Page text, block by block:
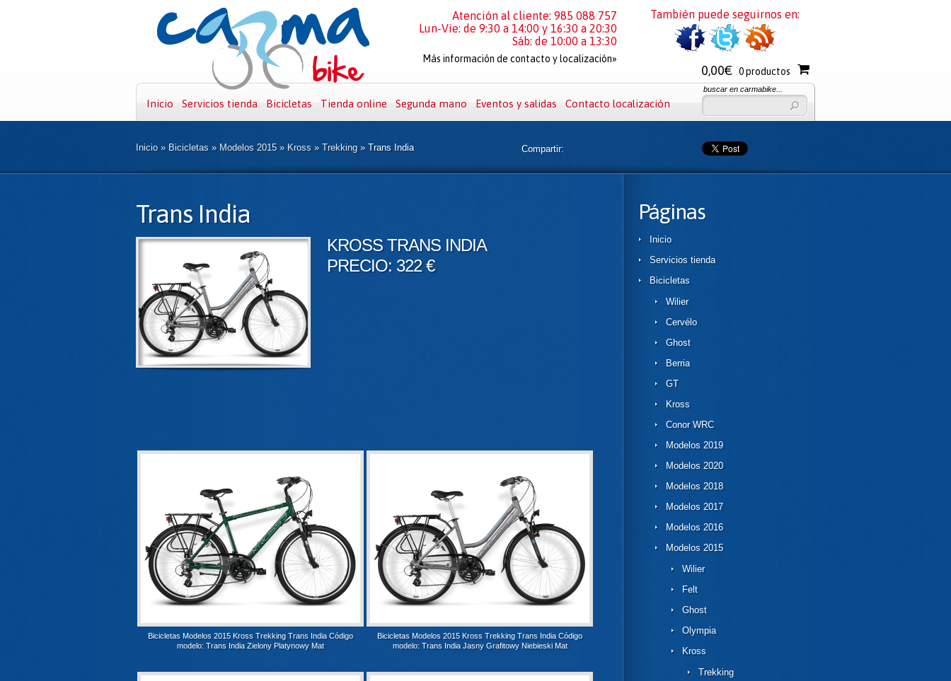
Inicio Servicios tienda Bicicletas Tienda online Segunda mano Eventos y salidas Contacto localización
buscar en carmabike...
Inicio » Bicicletas » Modelos 2015 » Kross » Trekking » Trans India Compartir:
Trans India
KROSS TRANS INDIA
PRECIO: 322 €
Bicicletas Modelos 2015 Kross Trekking Trans India Código
modelo: Trans India Zielony Platynowy Mat
Bicicletas Modelos 2015 Kross Trekking Trans India Código
modelo: Trans India Jasny Grafitowy Niebieski Mat
Páginas
Inicio
Servicios tienda
Bicicletas
Wilier
Cervélo
Ghost
Berria
GT
Kross
Conor WRC
Modelos 2019
Modelos 2020
Modelos 2018
Modelos 2017
Modelos 2016
Modelos 2015
Wilier
Felt
Ghost
Olympia
Kross
Trekking
Atención al cliente: 985 088 757
Lun-Vie: de 9:30 a 14:00 y 16:30 a 20:30
Sáb: de 10:00 a 13:30
Más información de contacto y localización»
También puede seguirnos en:
0,00€ 0 productos